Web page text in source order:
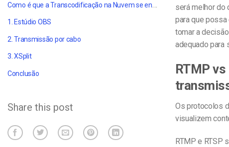
1. Estúdio OBS
2. Transmissão por cabo
3. XSplit
Conclusão
Share this post
será melhor do
para que
tomar a
adequado para
RTMP
Os protocolos
visualizem
RTMP e RTSP